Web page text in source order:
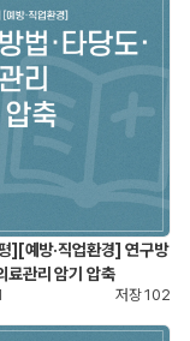
][예방·직업환경] 연구방
료관리 암기 압축
저장102